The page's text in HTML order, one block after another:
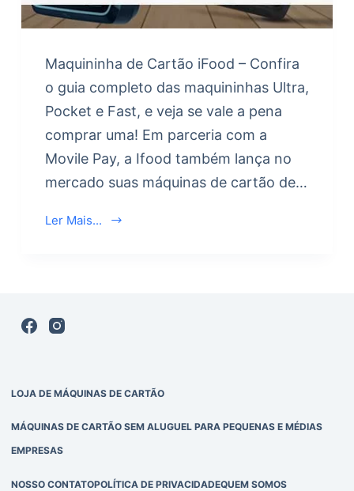
Maquininha de Cartão iFood – Confira
o guia completo das maquininhas Ultra,
Pocket e Fast, e veja se vale a pena
comprar uma! Em parceria com a
Movile Pay, a Ifood também lança no
mercado suas máquinas de cartão de…
Ler Mais...
LOJA DE MÁQUINAS DE CARTÃO
MÁQUINAS DE CARTÃO SEM ALUGUEL PARA PEQUENAS E MÉDIAS
EMPRESAS
NOSSO CONTATOPOLÍTICA DE PRIVACIDADEQUEM SOMOS